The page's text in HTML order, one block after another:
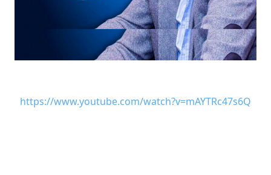
https://www.youtube.com/watch?v=mAYTRc47s6Q